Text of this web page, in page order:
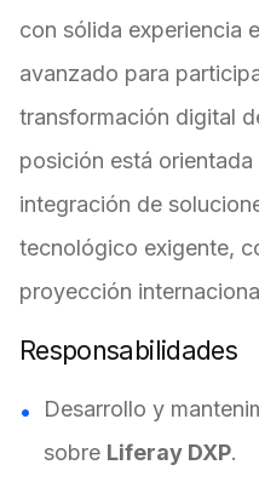
con sólida experiencia
avanzado para
transformación digital
posición está
integración de
tecnológico exigente,
proyección
Responsabilidades
Desarrollo y
sobre Liferay DXP.